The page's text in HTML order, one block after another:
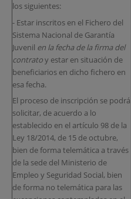
los siguientes:
- Estar inscritos en el Fichero del
Sistema Nacional de Garantía
Juvenil en la fecha de la firma del
contratoy estar en situación de
beneficiarios en dicho fichero en
esa fecha.
El proceso de inscripción se podrá
solicitar, de acuerdo a lo
establecido en el artículo 98 de la
Ley 18/2014, de 15 de octubre,
bien de forma telemática a través
de la sede del Ministerio de
Empleo y Seguridad Social, bien
de forma no telemática para las